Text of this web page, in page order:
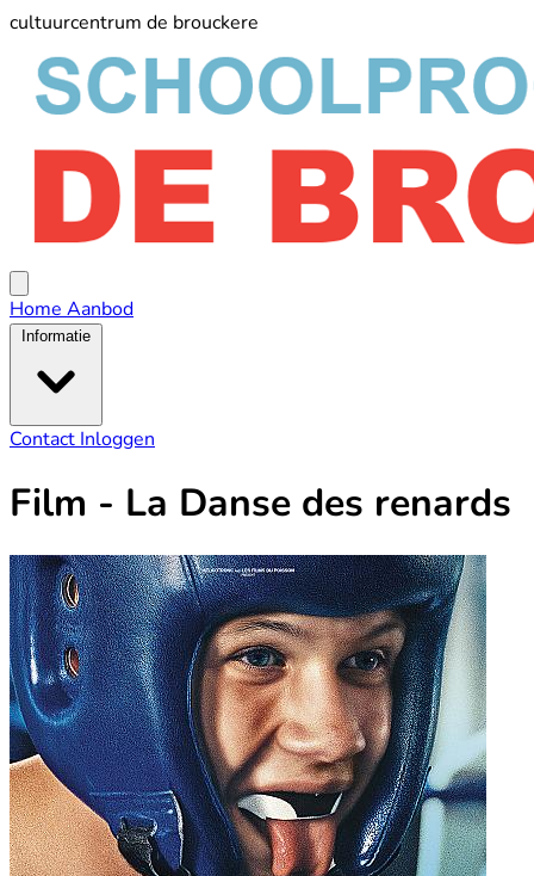
cultuurcentrum de brouckere
Broucker
menu
Home Aanbod
Informatie
Contact Inloggen
Film - La Danse des renards